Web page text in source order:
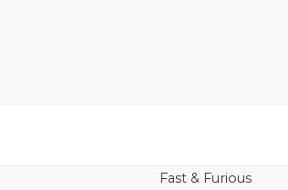
Fast & Furious